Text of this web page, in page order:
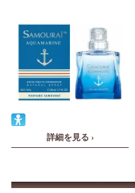
詳細を見る ›